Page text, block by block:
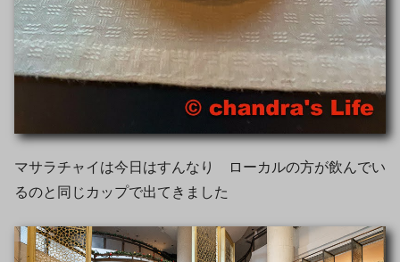
マサラチャイは今日はすんなり ローカルの方が飲んでい
るのと同じカップで出てきました